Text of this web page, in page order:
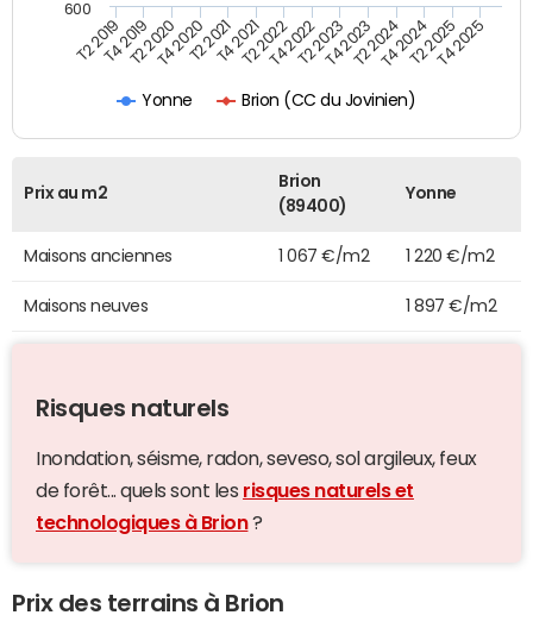
Yonne Brion (CC du Jovinien)
T2 2019T4 2019T2 2020T4 2020T2 2021T4 2021T2 2022T4 2022T2 2023T4 2023T2 2024T4 2024T2 2025T4 2025
600
Prix au m2
Brion
(89400)
Yonne
Maisons anciennes 1 067 €/m2 1 220 €/m2
Maisons neuves 1 897 €/m2
Risques naturels
Inondation, séisme, radon, seveso, sol argileux, feux
de forêt... quels sont les risques naturels et
technologiques à Brion?
Prix des terrains à Brion